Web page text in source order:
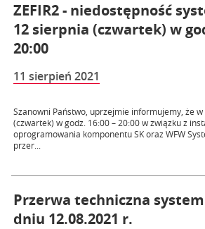
ZEFIR2 - niedostępność
12 sierpnia (czwartek) w
20:00
11 sierpień 2021
Szanowni Państwo, uprzejmie informujemy, że
(czwartek) w godz. 16:00 – 20:00 w związku z
oprogramowania komponentu SK oraz WFW
przer...
Przerwa techniczna
dniu 12.08.2021 r.